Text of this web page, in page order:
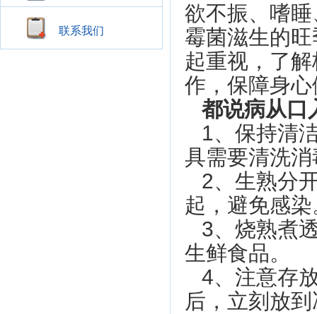
联系我们
欲不振、嗜
霉菌滋生的
起重视，了
作，保障身
都说病从口
1、保持清
具需要清洗
2、生熟分
起，避免感染
3、烧熟煮
生鲜食品。
4、注意存
后，立刻放